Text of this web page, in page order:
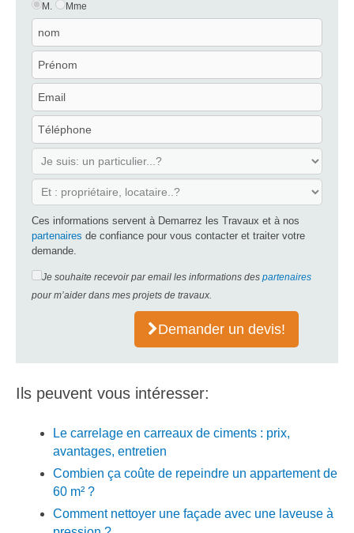
M. Mme
Ces informations servent à Demarrez les Travaux et à nos
partenaires de confiance pour vous contacter et traiter votre
demande.
Je souhaite recevoir par email les informations des partenaires
pour m’aider dans mes projets de travaux.
Demander un devis!
Ils peuvent vous intéresser:
Le carrelage en carreaux de ciments : prix,
avantages, entretien
Combien ça coûte de repeindre un appartement de
60 m² ?
Comment nettoyer une façade avec une laveuse à